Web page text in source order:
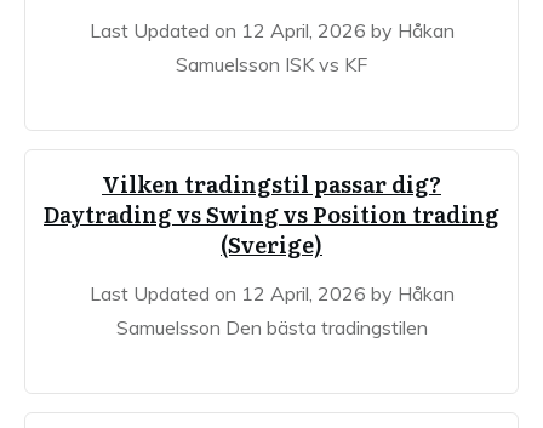
Last Updated on 12 April, 2026 by Håkan
Samuelsson ISK vs KF
Vilken tradingstil passar dig?
Daytrading vs Swing vs Position trading
(Sverige)
Last Updated on 12 April, 2026 by Håkan
Samuelsson Den bästa tradingstilen